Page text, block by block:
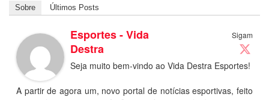
Sobre Últimos Posts
Sigam
Esportes - Vida
Destra
Seja muito bem-vindo ao Vida Destra Esportes!
A partir de agora um, novo portal de notícias esportivas, feito